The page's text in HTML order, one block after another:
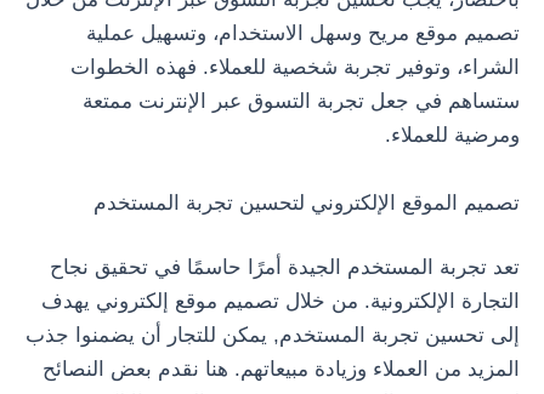
تصميم موقع مريح وسهل الاستخدام، وتسهيل عملية
الشراء، وتوفير تجربة شخصية للعملاء. فهذه الخطوات
ستساهم في جعل تجربة التسوق عبر الإنترنت ممتعة
ومرضية للعملاء.
تصميم الموقع الإلكتروني لتحسين تجربة المستخدم
تعد تجربة المستخدم الجيدة أمرًا حاسمًا في تحقيق نجاح
التجارة الإلكترونية. من خلال تصميم موقع إلكتروني يهدف
إلى تحسين تجربة المستخدم, يمكن للتجار أن يضمنوا جذب
المزيد من العملاء وزيادة مبيعاتهم. هنا نقدم بعض النصائح